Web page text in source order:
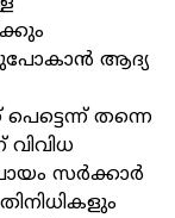
ആദ്യ
തന്നെ
സര്‍ക്കാര്‍